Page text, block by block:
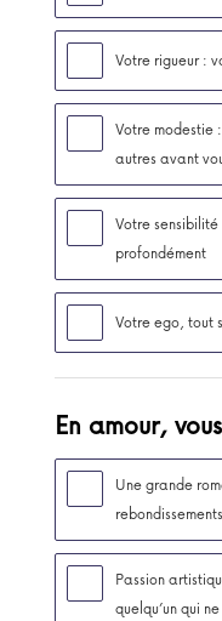
Votre rigueur :
Votre modestie
autres avant
Votre
profondément
Votre ego, tout
En amour,
Une grande
Passion
quelqu’un qui